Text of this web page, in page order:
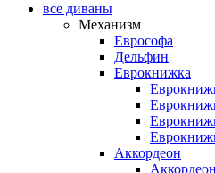
все диваны
Механизм
Еврософа
Дельфин
Еврокнижка
Аккордеон